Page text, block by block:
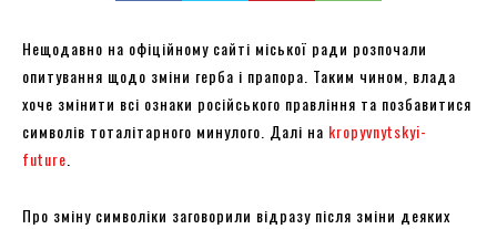
Нещодавно на офіційному сайті міської ради розпочали
опитування щодо зміни герба і прапора. Таким чином, влада
хоче змінити всі ознаки російського правління та позбавитися
символів тоталітарного минулого. Далі на kropyvnytskyi-
future
Про зміну символіки заговорили відразу після зміни деяких